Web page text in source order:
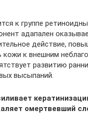
к группе
адапален
действие,
кожи к внешним
развитию
высыпаний.
омертвевший